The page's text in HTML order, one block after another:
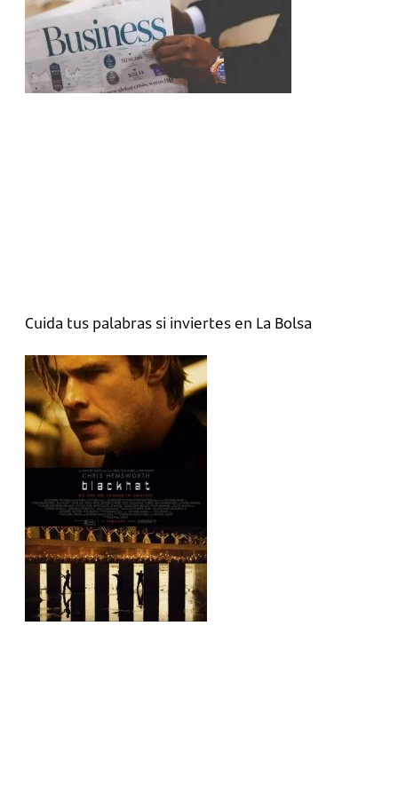
Cuida tus palabras si inviertes en La Bolsa